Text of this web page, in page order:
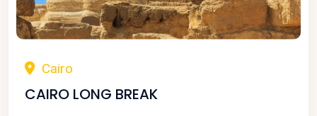
Cairo
CAIRO LONG BREAK